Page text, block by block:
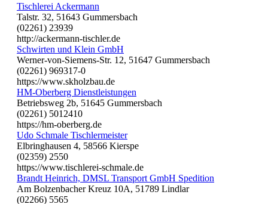
Tischlerei Ackermann
Talstr. 32, 51643 Gummersbach
(02261) 23939
http://ackermann-tischler.de
Schwirten und Klein GmbH
Werner-von-Siemens-Str. 12, 51647 Gummersbach
(02261) 969317-0
https://www.skholzbau.de
HM-Oberberg Dienstleistungen
Betriebsweg 2b, 51645 Gummersbach
(02261) 5012410
https://hm-oberberg.de
Udo Schmale Tischlermeister
Elbringhausen 4, 58566 Kierspe
(02359) 2550
https://www.tischlerei-schmale.de
Brandt Heinrich, DMSL Transport GmbH Spedition
Am Bolzenbacher Kreuz 10A, 51789 Lindlar
(02266) 5565